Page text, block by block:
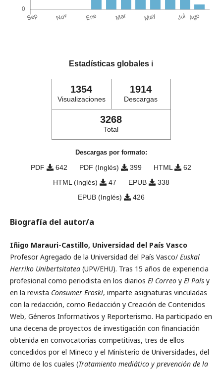
Estadísticas globales ℹ️
1354
Visualizaciones
1914
Descargas
3268
Total
Descargas por formato:
PDF 642 PDF (Inglés) 399 HTML
62
HTML (Inglés)
47 EPUB
338
EPUB (Inglés)
426
Biografía del autor/a
Iñigo Marauri-Castillo, Universidad del País Vasco
Profesor Agregado de la Universidad del País Vasco/ Euskal
Herriko Unibertsitatea (UPV/EHU). Tras 15 años de experiencia
profesional como periodista en los diarios El Correo y El País y
en la revista Consumer Eroski, imparte asignaturas vinculadas
con la redacción, como Redacción y Creación de Contenidos
Web, Géneros In­formativos y Reporterismo. Ha participado en
una decena de proyectos de investigación con financiación
obtenida en convocatorias competitivas, tres de ellos
concedidos por el Mineco y el Ministerio de Universidades, del
último de los cuales (Tratamiento mediático y prevención de la